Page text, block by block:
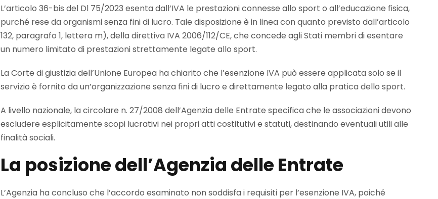
L’articolo 36-bis del Dl 75/2023 esenta dall’IVA le prestazioni connesse allo sport o all’educazione fisica,
purché rese da organismi senza fini di lucro. Tale disposizione è in linea con quanto previsto dall’articolo
132, paragrafo 1, lettera m), della direttiva IVA 2006/112/CE, che concede agli Stati membri di esentare
un numero limitato di prestazioni strettamente legate allo sport.
La Corte di giustizia dell’Unione Europea ha chiarito che l’esenzione IVA può essere applicata solo se il
servizio è fornito da un’organizzazione senza fini di lucro e direttamente legato alla pratica dello sport.
A livello nazionale, la circolare n. 27/2008 dell’Agenzia delle Entrate specifica che le associazioni devono
escludere esplicitamente scopi lucrativi nei propri atti costitutivi e statuti, destinando eventuali utili alle
finalità sociali.
La posizione dell’Agenzia delle Entrate
L’Agenzia ha concluso che l’accordo esaminato non soddisfa i requisiti per l’esenzione IVA, poiché